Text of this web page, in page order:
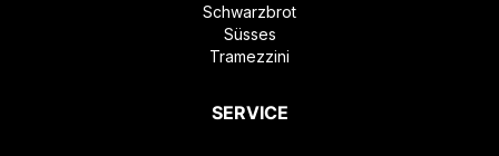
Schwarzbrot
Süsses
Tramezzini
SERVICE